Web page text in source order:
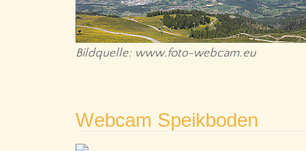
Bildquelle: www.foto-webcam.eu
Webcam Speikboden